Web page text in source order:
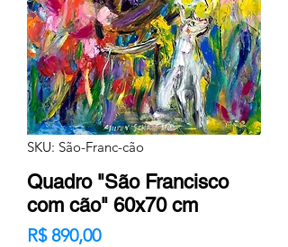
SKU: São-Franc-cão
Quadro "São Francisco
com cão" 60x70 cm
R$ 890,00Preço